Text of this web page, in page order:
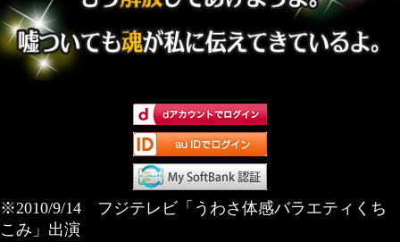
※2010/9/14 フジテレビ「うわさ体感バラエティくち
こみ」出演